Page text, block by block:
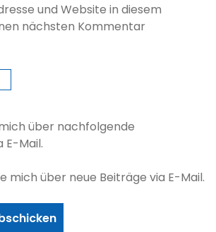
und Website in diesem
nächsten Kommentar
über nachfolgende
E-Mail.
mich über neue Beiträge via E-Mail.